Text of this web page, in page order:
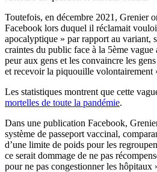
Toutefois, en décembre 2021, Grenier
Facebook lors duquel il réclamait
apocalyptique » par rapport au variant,
craintes du public face à la 5ème
peur aux gens et les convaincre les
et recevoir la piquouille volontairement
Les statistiques montrent que cette
mortelles de toute la pandémie.
Dans une publication Facebook,
système de passeport vaccinal,
d’une limite de poids pour les
ce serait dommage de ne pas
pour ne pas congestionner les hôpitaux